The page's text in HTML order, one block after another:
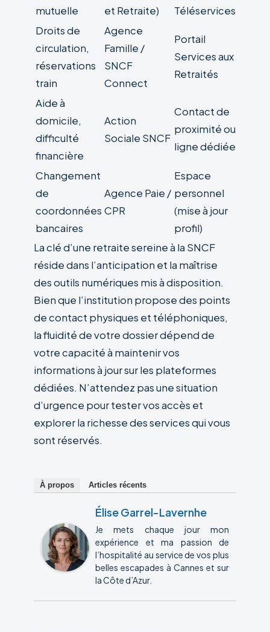
mutuelle
et Retraite)
Téléservices
Droits de
circulation,
réservations
train
Agence
Famille /
SNCF
Connect
Portail
Services aux
Retraités
Aide à
domicile,
difficulté
financière
Action
Sociale SNCF
Contact de
proximité ou
ligne dédiée
Changement
de
coordonnées
bancaires
Agence Paie /
CPR
Espace
personnel
(mise à jour
profil)
La clé d’une retraite sereine à la SNCF
réside dans l’anticipation et la maîtrise
des outils numériques mis à disposition.
Bien que l’institution propose des points
de contact physiques et téléphoniques,
la fluidité de votre dossier dépend de
votre capacité à maintenir vos
informations à jour sur les plateformes
dédiées. N’attendez pas une situation
d’urgence pour tester vos accès et
explorer la richesse des services qui vous
sont réservés.
À propos Articles récents
Élise Garrel-Lavernhe
Je mets chaque jour mon
expérience et ma passion de
l’hospitalité au service de vos plus
belles escapades à Cannes et sur
la Côte d’Azur.